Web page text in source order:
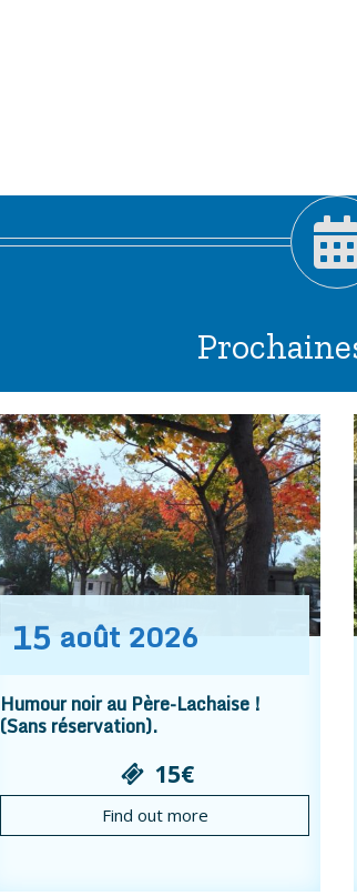
15 août 2026
Humour noir au Père-Lachaise !
(Sans réservation).
15€
Find out more